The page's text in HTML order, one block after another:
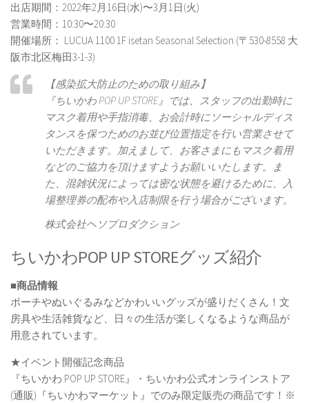
出店期間：2022年2⽉16⽇(⽔)〜3⽉1⽇(⽕)
営業時間：10:30〜20:30
開催場所： LUCUA 1100 1F isetan Seasonal Selection (〒530-8558 ⼤
阪市北区梅⽥3-1-3)
【感染拡⼤防⽌のための取り組み】
『ちいかわ POP UP STORE』では、スタッフの出勤時に
マスク着用や手指消毒、お会計時にソーシャルディス
タンスを保つためのお並び位置指定を行い営業させて
いただきます。加えまして、お客さまにもマスク着用
などのご協力を頂けますようお願いいたします。ま
た、混雑状況によっては密な状態を避けるために、入
場整理券の配布や入店制限を行う場合がございます。
株式会社ヘソプロダクション
ちいかわPOP UP STOREグッズ紹介
■商品情報
ポーチやぬいぐるみなどかわいいグッズが盛りだくさん！文
房具や生活雑貨など、日々の生活が楽しくなるような商品が
用意されています。
★イベント開催記念商品
『ちいかわ POP UP STORE』・ちいかわ公式オンラインストア
(通販)『ちいかわマーケット』でのみ限定販売の商品です！※